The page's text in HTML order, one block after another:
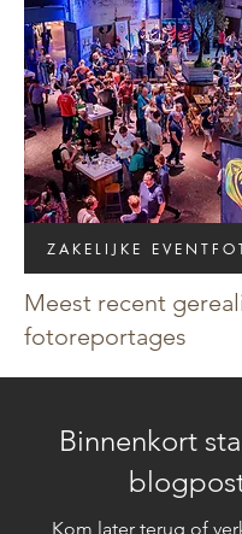
ZAKELIJKE
Meest recent
fotoreportages
Binnenkort
Kom later terug of